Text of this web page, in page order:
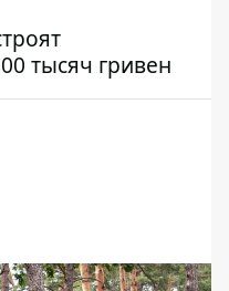
тысяч гривен